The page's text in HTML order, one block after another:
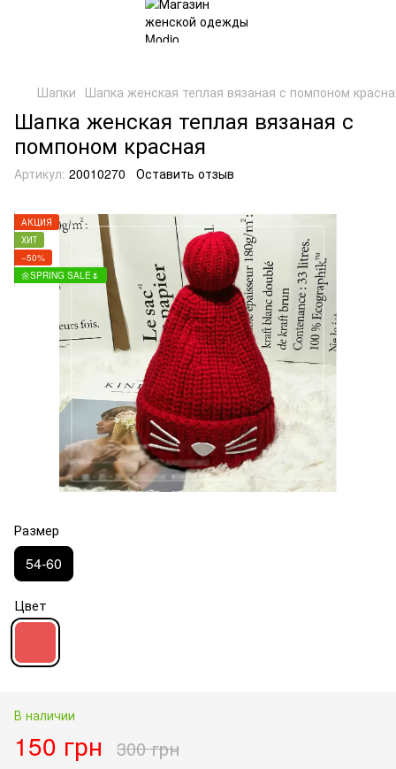
Шапки Шапка женская теплая вязаная с помпоном
Шапка женская теплая вязаная с
помпоном красная
Артикул: 20010270 Оставить отзыв
АКЦИЯ
ХИТ
−50%
🌼SPRING SALE🌷
Размер
54-60
Цвет
В наличии
150 грн 300 грн